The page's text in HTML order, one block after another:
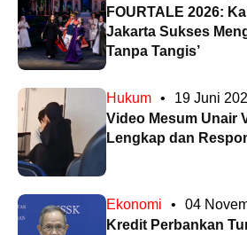
FOURTALE 2026:
Jakarta Sukses
Tanpa Tangis’
Hukum •
19 Juni
Video Mesum Unair
Lengkap dan
Ekonomi •
04
Kredit Perbankan